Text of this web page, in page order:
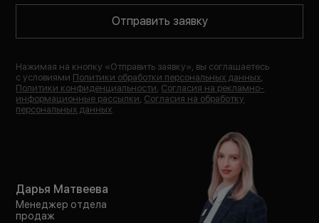
Отправить заявку
Нажимая на кнопку «Отправить заявку», вы соглашаетесь
с условиями Политики обработки персональных данных
Политики конфиденциальности Согласия на рекламно-
информационные рассылки Согласия на обработку
персональных данных
Дарья Матвеева
Менеджер отдела
продаж